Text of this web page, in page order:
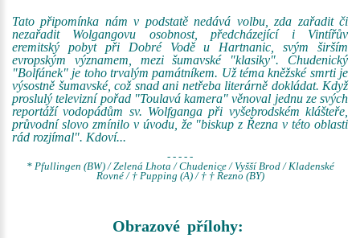
Tato připomínka nám v podstatě nedává volbu, zda zařadit či
nezařadit Wolgangovu osobnost, předcházející i Vintířův
eremitský pobyt při Dobré Vodě u Hartnanic, svým širším
evropským významem, mezi šumavské "klasiky". Chudenický
"Bolfánek" je toho trvalým památníkem. Už téma kněžské smrti je
výsostně šumavské, což snad ani netřeba literárně dokládat. Když
proslulý televizní pořad "Toulavá kamera" věnoval jednu ze svých
reportáží vodopádům sv. Wolfganga při vyšebrodském klášteře,
průvodní slovo zmínilo v úvodu, že "biskup z Řezna v této oblasti
rád rozjímal". Kdoví...
- - - - -
* Pfullingen (BW) / Zelená Lhota / Chudenice / Vyšší Brod / Kladenské
Rovné / † Pupping (A) / † † Řezno (BY)
Obrazové přílohy: